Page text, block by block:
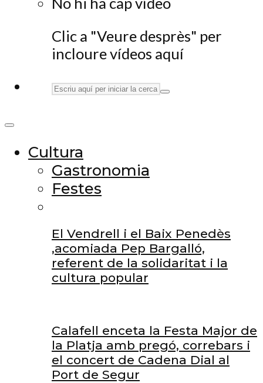
Clic a "Veure desprès" per
incloure vídeos aquí
Cultura
Gastronomia
Festes
El Vendrell i el Baix Penedès
,acomiada Pep Bargalló,
referent de la solidaritat i la
cultura popular
Calafell enceta la Festa Major de
la Platja amb pregó, correbars i
el concert de Cadena Dial al
Port de Segur